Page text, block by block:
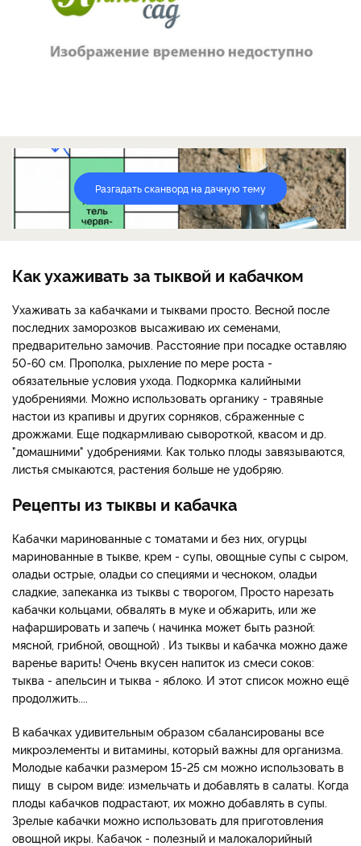
Разгадать сканворд на дачную тему
Как ухаживать за тыквой и кабачком
Ухаживать за кабачками и тыквами просто. Весной после
последних заморозков высаживаю их семенами,
предварительно замочив. Расстояние при посадке оставляю
50-60 см. Прополка, рыхление по мере роста -
обязательные условия ухода. Подкормка калийными
удобрениями. Можно использовать органику - травяные
настои из крапивы и других сорняков, сбраженные с
дрожжами. Еще подкармливаю сывороткой, квасом и др.
"домашними" удобрениями. Как только плоды завязываются,
листья смыкаются, растения больше не удобряю.
Рецепты из тыквы и кабачка
Кабачки маринованные с томатами и без них, огурцы
маринованные в тыкве, крем - супы, овощные супы с сыром,
оладьи острые, оладьи со специями и чесноком, оладьи
сладкие, запеканка из тыквы с творогом, Просто нарезать
кабачки кольцами, обвалять в муке и обжарить, или же
нафаршировать и запечь ( начинка может быть разной:
мясной, грибной, овощной) . Из тыквы и кабачка можно даже
варенье варить! Очень вкусен напиток из смеси соков:
тыква - апельсин и тыква - яблоко. И этот список можно ещё
продолжить....
В кабачках удивительным образом сбалансированы все
микроэлементы и витамины, который важны для организма.
Молодые кабачки размером 15-25 см можно использовать в
пищу в сыром виде: измельчать и добавлять в салаты. Когда
плоды кабачков подрастают, их можно добавлять в супы.
Зрелые кабачки можно использовать для приготовления
овощной икры. Кабачок - полезный и малокалорийный